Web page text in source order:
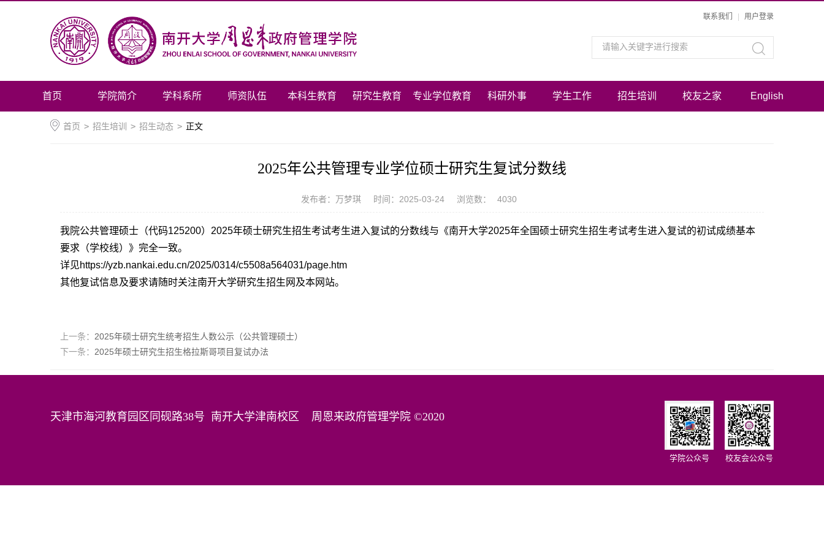
联系我们 用户登录
首页 学院简介 学科系所 师资队伍 本科生教育 研究生教育 专业学位教育 科研外事 学生工作 招生培训 校友之家 English
首页 > 招生培训 > 招生动态 > 正文
2025年公共管理专业学位硕士研究生复试分数线
发布者：万梦琪 时间：2025-03-24 浏览数： 4030
我院公共管理硕士（代码125200）2025年硕士研究生招生考试考生进入复试的分数线与《南开大学2025年全国硕士研究生招生考试考生进入复试的初试成绩基本
要求（学校线）》 完全一致。
详见https://yzb.nankai.edu.cn/2025/0314/c5508a564031/page.htm
其他复试信息及要求请随时关注南开大学研究生招生网及本网站。
上一条： 2025年硕士研究生统考招生人数公示（公共管理硕士）
下一条： 2025年硕士研究生招生格拉斯哥项目复试办法
天津市海河教育园区同砚路38号 南开大学津南校区 周恩来政府管理学院 ©2020
学院公众号 校友会公众号